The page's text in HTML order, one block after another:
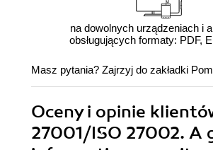
na dowolnych urządzeniach i
obsługujących formaty: PDF,
Masz pytania? Zajrzyj do zakładki
Oceny i opinie
27001/ISO 27002. A